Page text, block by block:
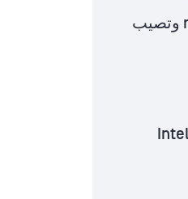
«ChainDrop» تضرب npm وتصيب